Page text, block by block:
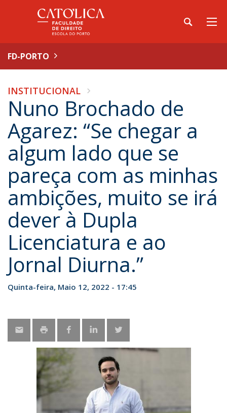
FD-PORTO
INSTITUCIONAL
Nuno Brochado de
Agarez: “Se chegar a
algum lado que se
pareça com as minhas
ambições, muito se irá
dever à Dupla
Licenciatura e ao
Jornal Diurna.”
Quinta-feira, Maio 12, 2022 - 17:45